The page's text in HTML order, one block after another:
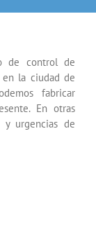
de control de
la ciudad de
fabricar
En otras
y urgencias de